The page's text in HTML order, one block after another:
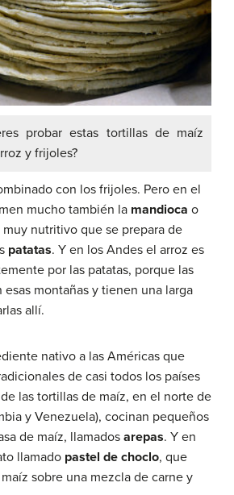
probar estas tortillas de maíz
y frijoles?
con los frijoles. Pero en el
mucho también la mandioca o
nutritivo que se prepara de
patatas. Y en los Andes el arroz es
por las patatas, porque las
esas montañas y tienen una larga
allí.
nativo a las Américas que
de casi todos los países
las tortillas de maíz, en el norte de
y Venezuela), cocinan pequeños
de maíz, llamados arepas. Y en
llamado pastel de choclo, que
sobre una mezcla de carne y